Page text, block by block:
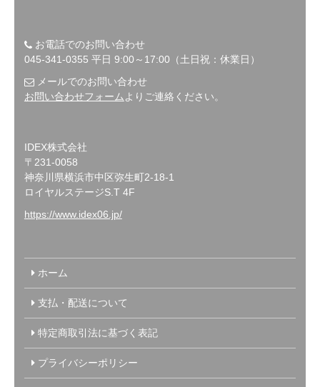
お電話でのお問い合わせ
045-341-0355 平日 9:00～17:00（土日祝：休業日）
メールでのお問い合わせ
お問い合わせフォーム よりご連絡ください。
IDEX株式会社
〒231-0058
神奈川県横浜市中区弥生町2-18-1
ロイヤルステージS.T 4F
https://www.idex06.jp/
ホーム
支払・配送について
特定商取引法に基づく表記
プライバシーポリシー